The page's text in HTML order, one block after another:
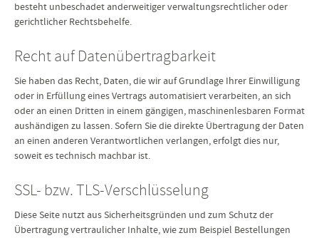
besteht unbeschadet anderweitiger verwaltungsrechtlicher oder
gerichtlicher Rechtsbehelfe.
Recht auf Daten­übertrag­barkeit
Sie haben das Recht, Daten, die wir auf Grundlage Ihrer Einwilligung
oder in Erfüllung eines Vertrags automatisiert verarbeiten, an sich
oder an einen Dritten in einem gängigen, maschinenlesbaren Format
aushändigen zu lassen. Sofern Sie die direkte Übertragung der Daten
an einen anderen Verantwortlichen verlangen, erfolgt dies nur,
soweit es technisch machbar ist.
SSL- bzw. TLS-Verschlüsselung
Diese Seite nutzt aus Sicherheitsgründen und zum Schutz der
Übertragung vertraulicher Inhalte, wie zum Beispiel Bestellungen